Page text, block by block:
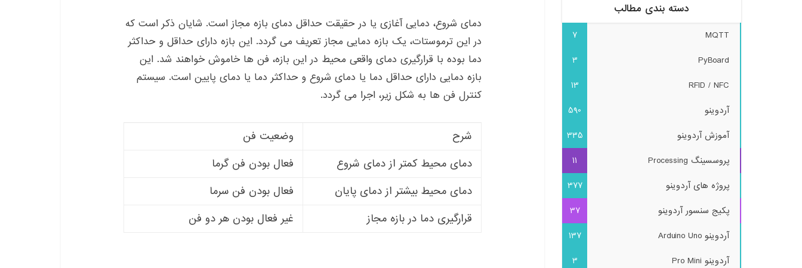
دمای شروع، دمایی آغازی یا در حقیقت حداقل دمای بازه مجاز است. شایان ذکر است که
در این ترموستات، یک بازه دمایی مجاز تعریف می گردد. این بازه دارای حداقل و حداکثر
دما بوده با قرارگیری دمای واقعی محیط در این بازه، فن ها خاموش خواهند شد. این
بازه دمایی دارای حداقل دما یا دمای شروع و حداکثر دما یا دمای پایین است. سیستم
کنترل فن ها به شکل زیر، اجرا می گردد.
شرح
وضعیت فن
دمای محیط کمتر از دمای شروع
فعال بودن فن گرما
دمای محیط بیشتر از دمای پایان
فعال بودن فن سرما
قرارگیری دما در بازه مجاز
غیر فعال بودن هر دو فن
دسته بندی مطالب
MQTT
7
PyBoard
3
RFID / NFC
13
آردوینو
590
آموزش آردوینو
335
پروسسینگ Processing
11
پروژه های آردوینو
377
پکیج سنسور آردوینو
37
آردوینو Arduino Uno
137
آردوینو Pro Mini
3